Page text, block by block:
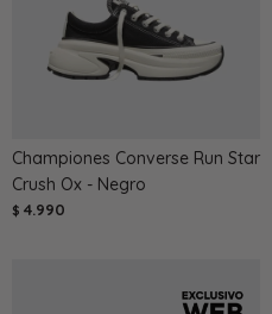
Championes Converse Run Star
Crush Ox - Negro
$ 4.990